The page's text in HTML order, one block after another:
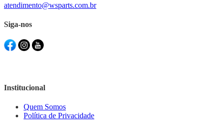
atendimento@wsparts.com.br
Siga-nos
Institucional
Quem Somos
Política de Privacidade